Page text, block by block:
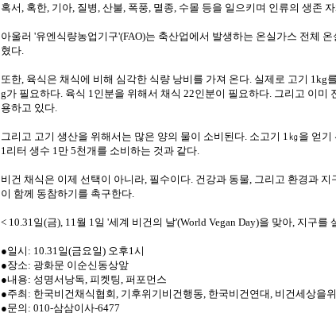
혹서, 혹한, 기아, 질병, 산불, 폭풍, 멸종, 수몰 등을 일으키며 인류의 생존
아울러 '유엔식량농업기구'(FAO)는 축산업에서 발생하는 온실가스 전체
혔다.
또한, 육식은 채식에 비해 심각한 식량 낭비를 가져 온다. 실제로 고기 1kg
g가 필요하다. 육식 1인분을 위해서 채식 22인분이 필요하다. 그리고 이미
용하고 있다.
그리고 고기 생산을 위해서는 많은 양의 물이 소비된다. 소고기 1㎏을 얻
1리터 생수 1만 5천개를 소비하는 것과 같다.
비건 채식은 이제 선택이 아니라, 필수이다. 건강과 동물, 그리고 환경과
이 함께 동참하기를 촉구한다.
< 10.31일(금), 11월 1일 '세계 비건의 날'(World Vegan Day)을 맞아, 지구를
●일시: 10.31일(금요일) 오후1시
●장소: 광화문 이순신동상앞
●내용: 성명서낭독, 피켓팅, 퍼포먼스
●주최: 한국비건채식협회, 기후위기비건행동, 한국비건연대, 비건세상을
●문의: 010-삼삼이사-6477